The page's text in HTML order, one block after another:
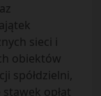
sieci i
obiektów
spółdzielni,
opłat